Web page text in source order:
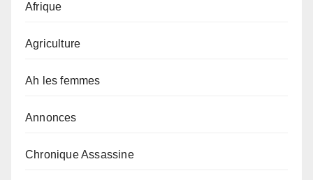
Afrique
Agriculture
Ah les femmes
Annonces
Chronique Assassine